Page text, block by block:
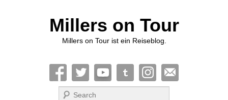
Millers on Tour
Millers on Tour ist ein Reiseblog.
Suche